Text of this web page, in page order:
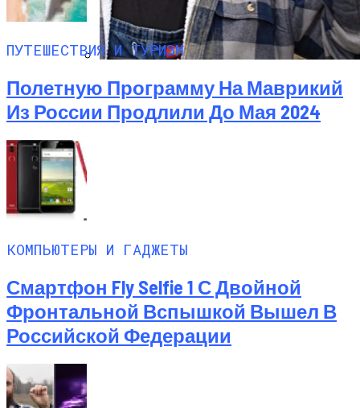
Любитель Приключенческого Туризма
Нашел В Америке Алмаз Весом 7.46
Карата
ПУТЕШЕСТВИЯ И ТУРИЗМ
Полетную Программу На Маврикий
Из России Продлили До Мая 2024
КОМПЬЮТЕРЫ И ГАДЖЕТЫ
Смартфон Fly Selfie 1 С Двойной
Фронтальной Вспышкой Вышел В
Российской Федерации